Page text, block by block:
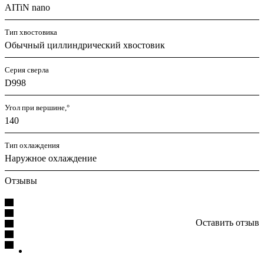
AITiN nano
Тип хвостовика
Обычный циллиндрический хвостовик
Серия сверла
D998
Угол при вершине,°
140
Тип охлаждения
Наружное охлаждение
Отзывы
Оставить отзыв